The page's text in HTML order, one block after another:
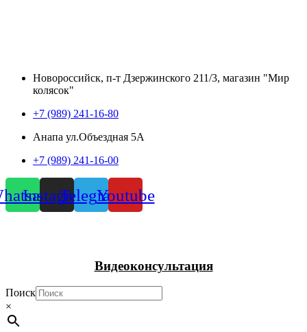
Новороссийск, п-т Дзержинского 211/3, магазин "Мир
колясок"
+7 (989) 241-16-80
Анапа ул.Объездная 5А
+7 (989) 241-16-00
InstagramTelegramYoutube
Видеоконсультация
Поиск
×